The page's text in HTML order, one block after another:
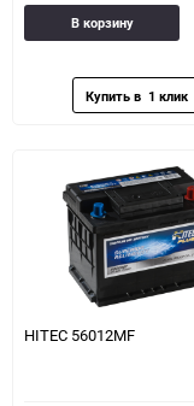
В корзину
HITEC 56012MF